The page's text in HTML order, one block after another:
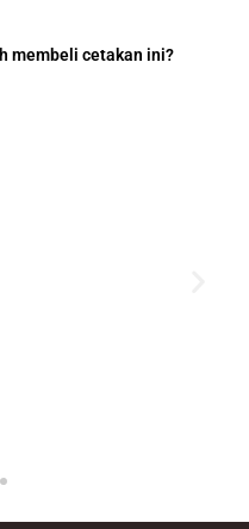
membeli cetakan ini?